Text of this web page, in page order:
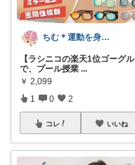
ちむ＊運動を身近に、ハッピーに＊
【ラシニコの楽天1位ゴーグル
で、プール授業 ...
￥ 2,099
1 0 2
コレ いいね